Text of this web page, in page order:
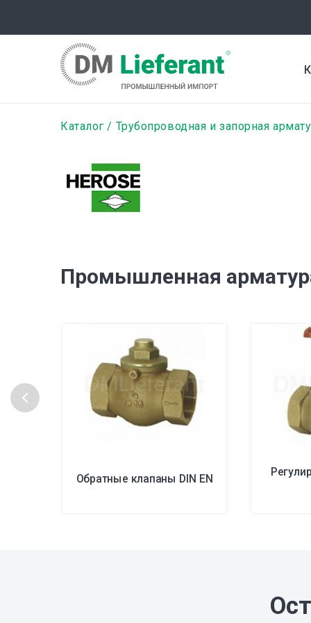
содержанию
Строка
навигации
Каталог Трубопроводная и запорная
Промышленная
Обратные клапаны DIN EN